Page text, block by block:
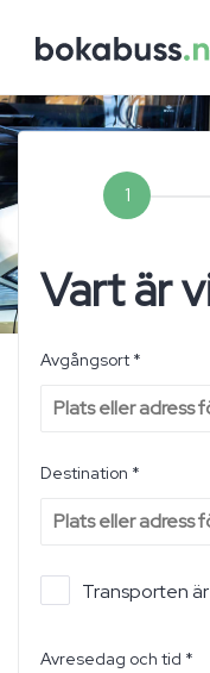
1
Vart är
Avgångsort *
Destination *
Transporten
Avresedag och tid *